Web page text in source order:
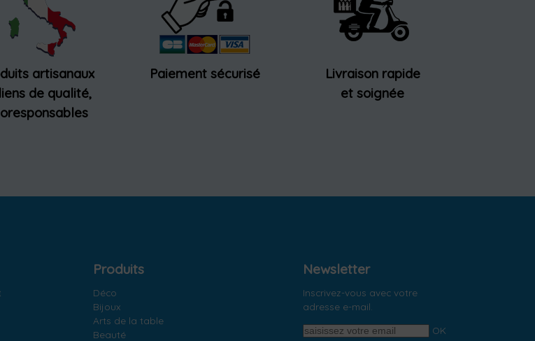
artisanaux
de qualité,
Paiement sécurisé
Livraison rapide
et soignée
Produits
Déco
Bijoux
Arts de la table
Beauté
Newsletter
Inscrivez-vous avec votre
adresse e-mail.
OK